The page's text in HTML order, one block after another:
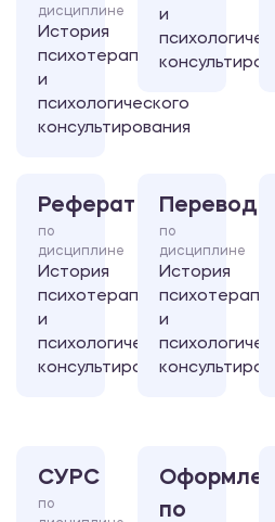
дисциплине
История
психотерапии
и
психологического
консультирования
и
Реферат
по
дисциплине
История
психотерапии
и
психологического
консультирования
Перевод
по
дисциплине
История
психотерапии
и
СУРС
по
по